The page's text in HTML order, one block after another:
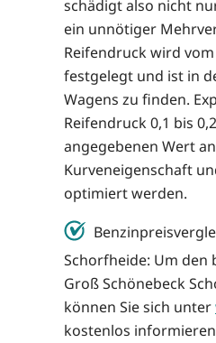
schädigt also nicht
ein unnötiger
Reifendruck wird
festgelegt und ist in
Wagens zu finden.
Reifendruck 0,1 bis
angegebenen Wert
Kurveneigenschaft
optimiert werden.
Schorfheide: Um den
Groß Schönebeck
können Sie sich unter
kostenlos